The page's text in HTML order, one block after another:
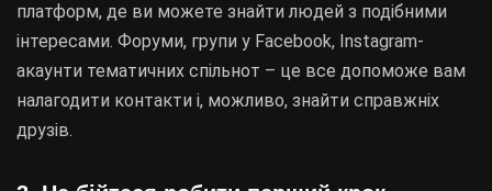
платформ, де ви можете знайти людей з подібними
інтересами. Форуми, групи у Facebook, Instagram-
акаунти тематичних спільнот – це все допоможе вам
налагодити контакти і, можливо, знайти справжніх
друзів.